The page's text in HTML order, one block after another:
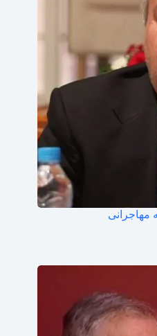
مهاجرانی